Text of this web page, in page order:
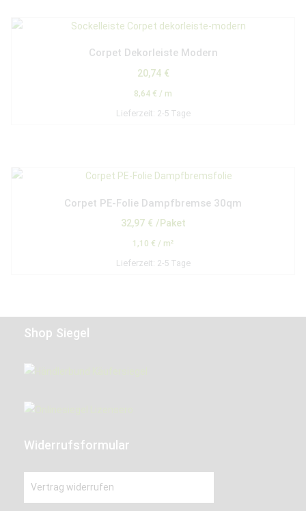
Corpet Dekorleiste Modern
20,74 €
8,64 € / m
Lieferzeit: 2-5 Tage
Corpet PE-Folie Dampfbremse 30qm
32,97 € /Paket
1,10 € / m²
Lieferzeit: 2-5 Tage
Shop Siegel
Widerrufsformular
Vertrag widerrufen